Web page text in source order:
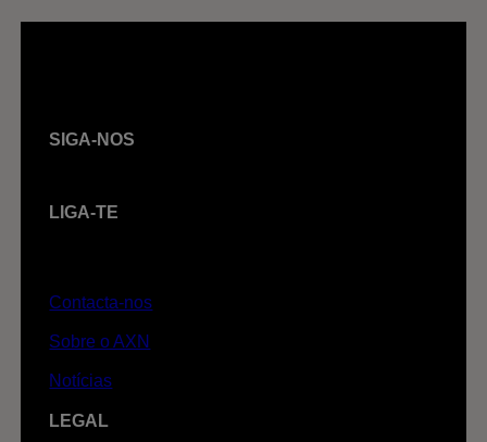
SIGA-NOS
LIGA-TE
Contacta-nos
Sobre o AXN
Notícias
LEGAL